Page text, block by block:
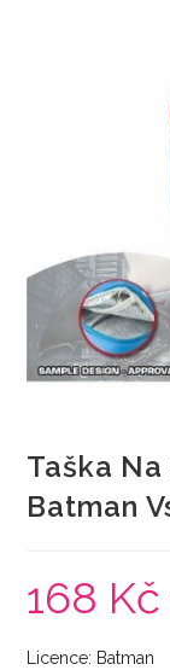
Taška
Batman
168 Kč
Licence: Batman